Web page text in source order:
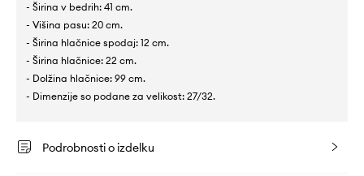
- Širina v bedrih: 41 cm.
- Višina pasu: 20 cm.
- Širina hlačnice spodaj: 12 cm.
- Širina hlačnice: 22 cm.
- Dolžina hlačnice: 99 cm.
- Dimenzije so podane za velikost: 27/32.
Podrobnosti o izdelku